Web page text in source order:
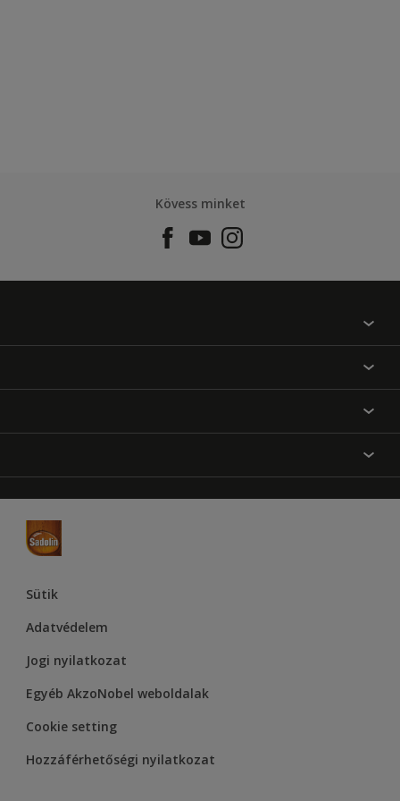
Kövess minket
Üzlet kereső
Inspiráció
Hozzáférhetőség
Dulux
Supralux
Sütik
Adatvédelem
Jogi nyilatkozat
Egyéb AkzoNobel weboldalak
Cookie setting
Hozzáférhetőségi nyilatkozat